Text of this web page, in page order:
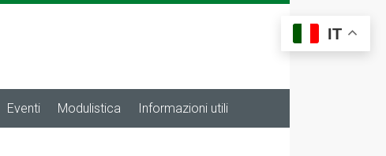
Eventi Modulistica Informazioni utili
IT